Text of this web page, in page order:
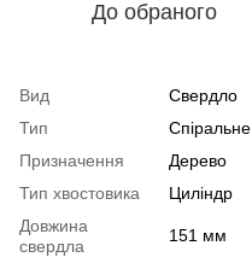
До обраного
Вид
Свердло
Тип
Спіральне
Призначення
Дерево
Тип хвостовика
Циліндр
Довжина
свердла
151 мм